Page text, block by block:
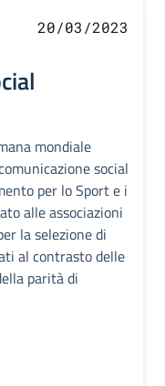
20/03/2023
mondiale
social
per lo Sport e i
alle associazioni
la selezione di
al contrasto delle
parità di